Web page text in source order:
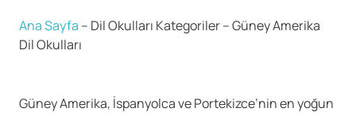
Ana Sayfa – Dil Okulları Kategoriler–Güney Amerika
Dil Okulları
Güney Amerika, İspanyolca ve Portekizce’nin en yoğun